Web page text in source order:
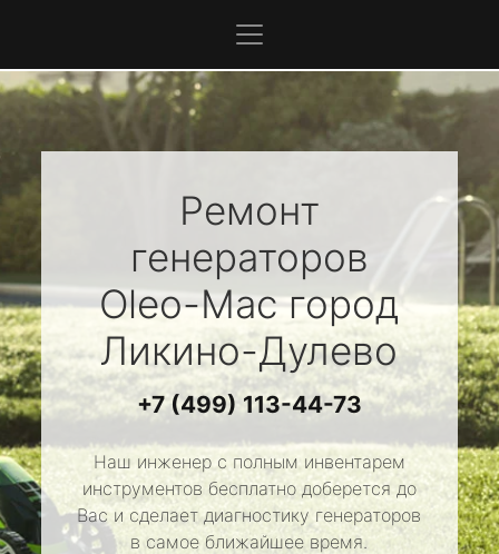
Ремонт
генераторов
Oleo-Macгород
Ликино-Дулево
+7 (499) 113-44-73
Наш инженер с полным инвентарем
инструментов бесплатно доберется до
Вас и сделает диагностику генераторов
в самое ближайшее время.